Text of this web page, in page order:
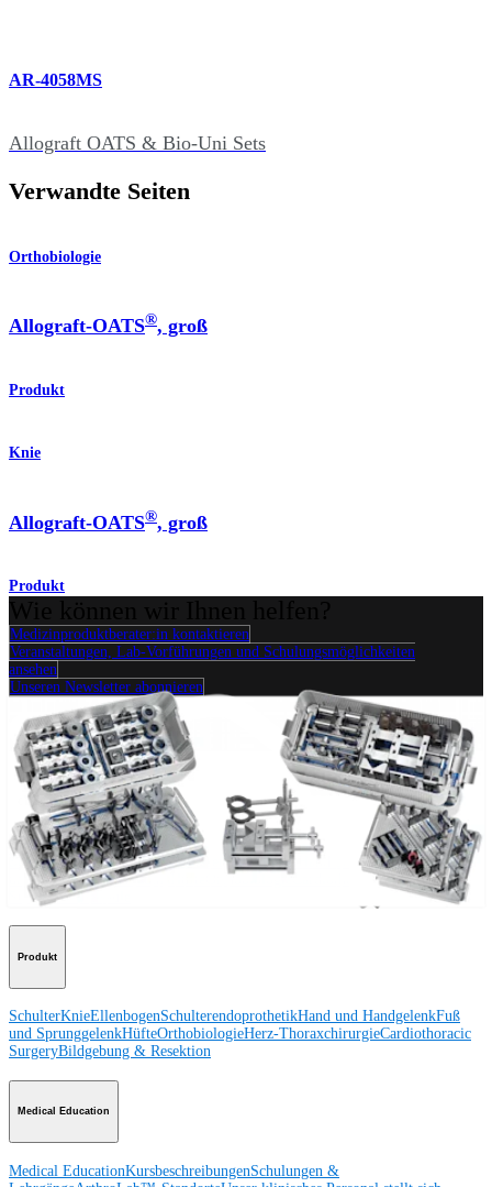
AR-4058MS
Allograft OATS & Bio-Uni Sets
Verwandte Seiten
Orthobiologie
Allograft-OATS®, groß
Produkt
Knie
Allograft-OATS®, groß
Produkt
Medizinproduktberater:in kontaktieren
Veranstaltungen, Lab-Vorführungen und Schulungsmöglichkeiten
ansehen
Unseren Newsletter abonnieren
Besuchen Sie uns
Operationsverfahren
SchulterKnieEllenbogenSchulterendoprothetik Hand und HandgelenkFuß
und SprunggelenkTrauma OrthobiologieCardiothoracic
SurgeryWirbelsäule
Produkt
SchulterKnieEllenbogenSchulterendoprothetikHand und HandgelenkFuß
und SprunggelenkHüfteOrthobiologieHerz-ThoraxchirurgieCardiothoracic
SurgeryBildgebung & Resektion
Medical Education
Medical EducationKursbeschreibungenSchulungen &